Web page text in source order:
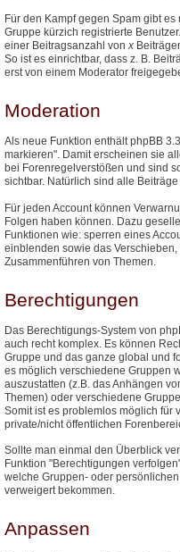
Für den Kampf gegen Spam gibt
Gruppe kürzich registrierte
einer Beitragsanzahl vonx
So ist es einrichtbar, dass z. B.
erst von einem Moderator
Moderation
Als neue Funktion enthält phpBB
markieren". Damit erscheinen sie
bei Forenregelverstößen und sind
sichtbar. Natürlich sind alle
Für jeden Account können
Folgen haben können. Dazu
Funktionen wie: sperren eines
einblenden sowie das
Zusammenführen von Themen.
Berechtigungen
Das Berechtigungs-System von
auch recht komplex. Es können
Gruppe und das ganze global und
es möglich verschiedene Gruppen
auszustatten (z.B. das Anhängen
Themen) oder verschiedene
Somit ist es problemlos möglich für
private/nicht öffentlichen
Sollte man einmal den Überblick
Funktion "Berechtigungen
welche Gruppen- oder
verweigert bekommen.
Anpassen